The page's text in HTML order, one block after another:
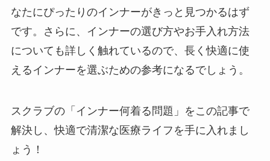
なたにぴったりのインナーがきっと見つかるはず
です。さらに、インナーの選び方やお手入れ方法
についても詳しく触れているので、長く快適に使
えるインナーを選ぶための参考になるでしょう。
スクラブの「インナー何着る問題」をこの記事で
解決し、快適で清潔な医療ライフを手に入れまし
ょう！